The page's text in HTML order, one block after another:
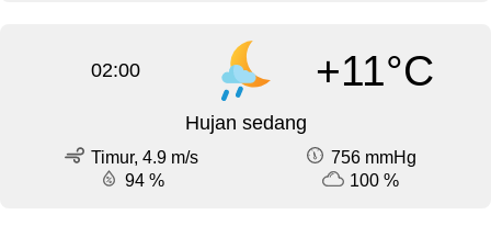
02:00 +11°C
Hujan sedang
Timur, 4.9 m/s
756 mmHg
94 %
100 %